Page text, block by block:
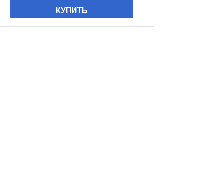
КУПИТЬ